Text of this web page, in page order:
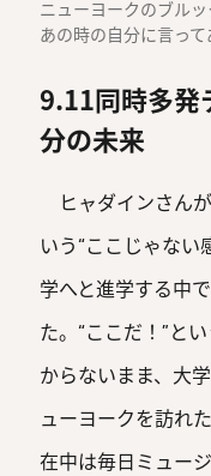
ニューヨークのブル
あの時の自分に言って
9.11同時多発
分の未来
ヒャダインさん
いう“ここじゃない
学へと進学する中
た。“ここだ！”と
からないまま、大
ューヨークを訪れ
在中は毎日ミュー